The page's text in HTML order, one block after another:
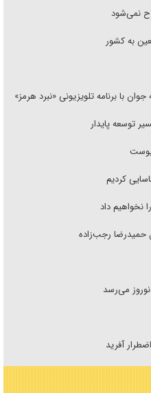
نمی‌شود
با برنامه تلویزیونی «نبرد هرمز»
توسعه پایدار
کردیم
نخواهیم داد
حمیدرضا رجب‌زاده
آفرید